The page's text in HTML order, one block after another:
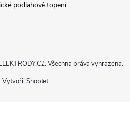
podlahové topení
Vytvořil Shoptet
. Všechna práva vyhrazena.